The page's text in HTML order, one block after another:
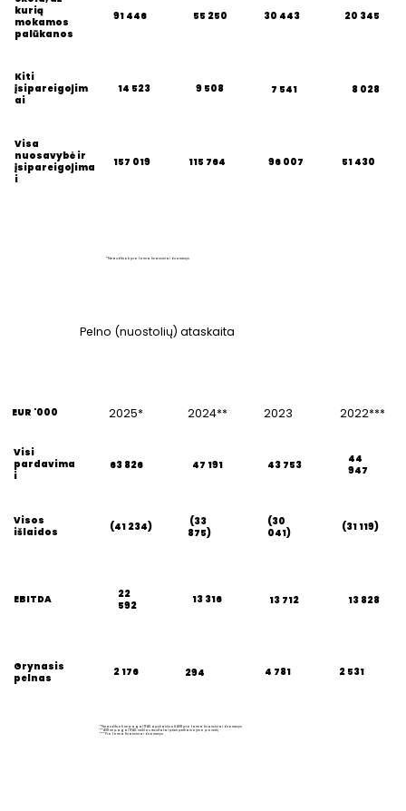
Visa
nuosavybė ir
įsipareigojima
i
157 019 115 764 96 007 51 430
Kiti
įsipareigojim
ai
14 523 9 508 7 541 8 028
kurią
mokamos
palūkanos
91 446 55 250 30 443 20 345
*Neaudituoti pro forma finansiniai duomenys
Pelno (nuostolių) ataskaita
EUR '000 2025* 2024** 2023 2022***
Grynasis
pelnas
2 176 294 4 781 2 531
EBITDA
22
592
13 316 13 712 13 828
Visos
išlaidos
(41 234)
(33
875)
(30
041)
(31 119)
Visi
pardavima
i
63 826 47 191 43 753
44
947
*Neaudituoti ne pagal TFAS apskaičiuoti AVR pro forma finansiniai duomenys
**AVR ne pagal TFAS: veiklos rezultatai prieš perkainojimo poveikį
***Pro forma finansiniai duomenys